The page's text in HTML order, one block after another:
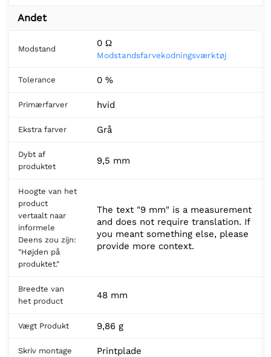
Andet
Modstand
0 Ω
Modstandsfarvekodningsværktøj
Tolerance 0 %
Primærfarver hvid
Ekstra farver Grå
Dybt af
produktet
9,5 mm
Hoogte van het
product
vertaalt naar
informele
Deens zou zijn:
"Højden på
produktet."
The text "9 mm" is a measurement
and does not require translation. If
you meant something else, please
provide more context.
Breedte van
het product
48 mm
Vægt Produkt 9,86 g
Skriv montage Printplade